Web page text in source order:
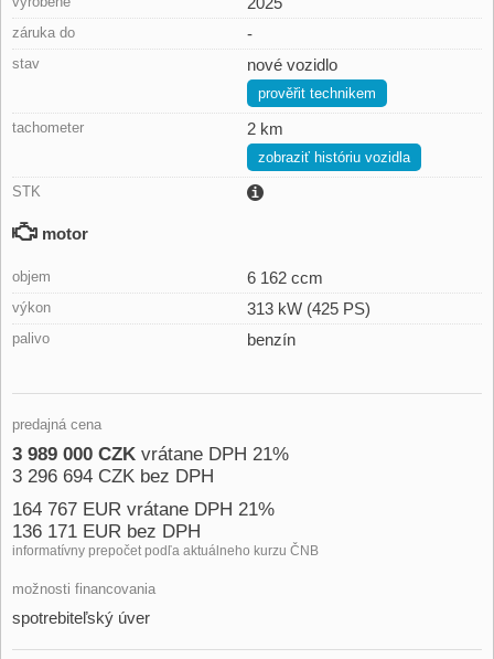
záruka do -
stav nové vozidlo
prověřit technikem
tachometer 2 km
zobraziť históriu vozidla
STK
motor
objem 6 162 ccm
výkon 313 kW (425 PS)
palivo benzín
predajná cena
3 989 000 CZK vrátane DPH 21%
3 296 694 CZK bez DPH
164 767 EUR vrátane DPH 21%
136 171 EUR bez DPH
informatívny prepočet podľa aktuálneho kurzu ČNB
možnosti financovania
spotrebiteľský úver